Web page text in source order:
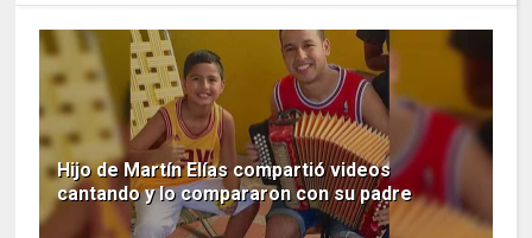
Hijo de Martín Elías compartió videos
cantando y lo compararon con su padre